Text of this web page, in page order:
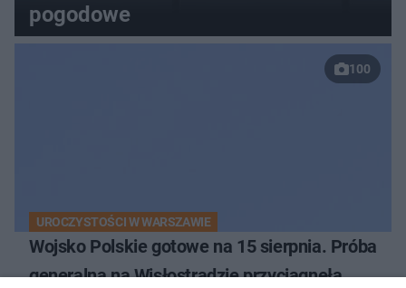
pogodowe
100
UROCZYSTOŚCI W WARSZAWIE
Wojsko Polskie gotowe na 15 sierpnia. Próba
generalna na Wisłostradzie przyciągnęła